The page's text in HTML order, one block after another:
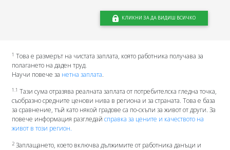
КЛИКНИ ЗА ДА ВИДИШ ВСИЧКО
1 Това е размерът на чистата заплата, която работника получава за
полагането на даден труд.
Научи повече за нетна заплата.
1.1 Тази сума отразява реалната заплата от потребителска гледна точка,
съобразно средните ценови нива в региона и за страната. Това е база
за сравнение, тъй като някой градове са по-скъпи за живот от други. За
повече информация разгледай справка за цените и качеството на
живот в този регион.
2Заплащането, което включва дължимите от работника данъци и